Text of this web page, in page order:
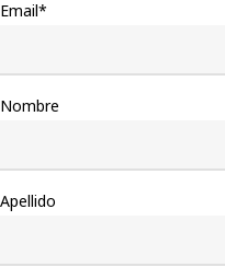
Email*
Nombre
Apellido